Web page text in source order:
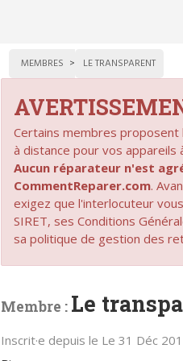
MEMBRES LE TRANSPARENT
Certains membres
à distance pour vos appareils
Aucun réparateur n'est
CommentReparer.com.
exigez que l'interlocuteur
SIRET, ses Conditions
sa politique de gestion des
Membre : Le
Inscrit·e depuis le Le 31 Déc